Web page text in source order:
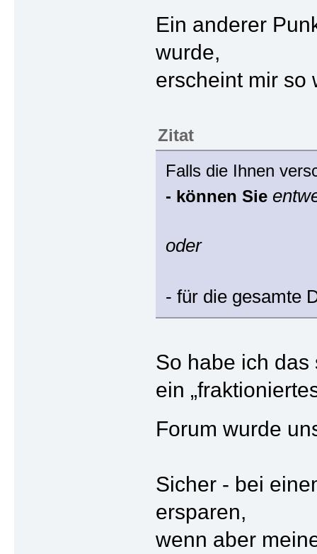
Ein anderer
wurde,
erscheint mir so
Zitat
Falls die Ihnen
- können Sie
oder
- für die gesamte
So habe ich
ein
Forum wurde
Sicher - bei
ersparen,
wenn aber